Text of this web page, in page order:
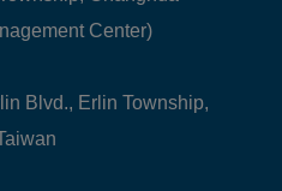
Center)
Blvd., Erlin Township,